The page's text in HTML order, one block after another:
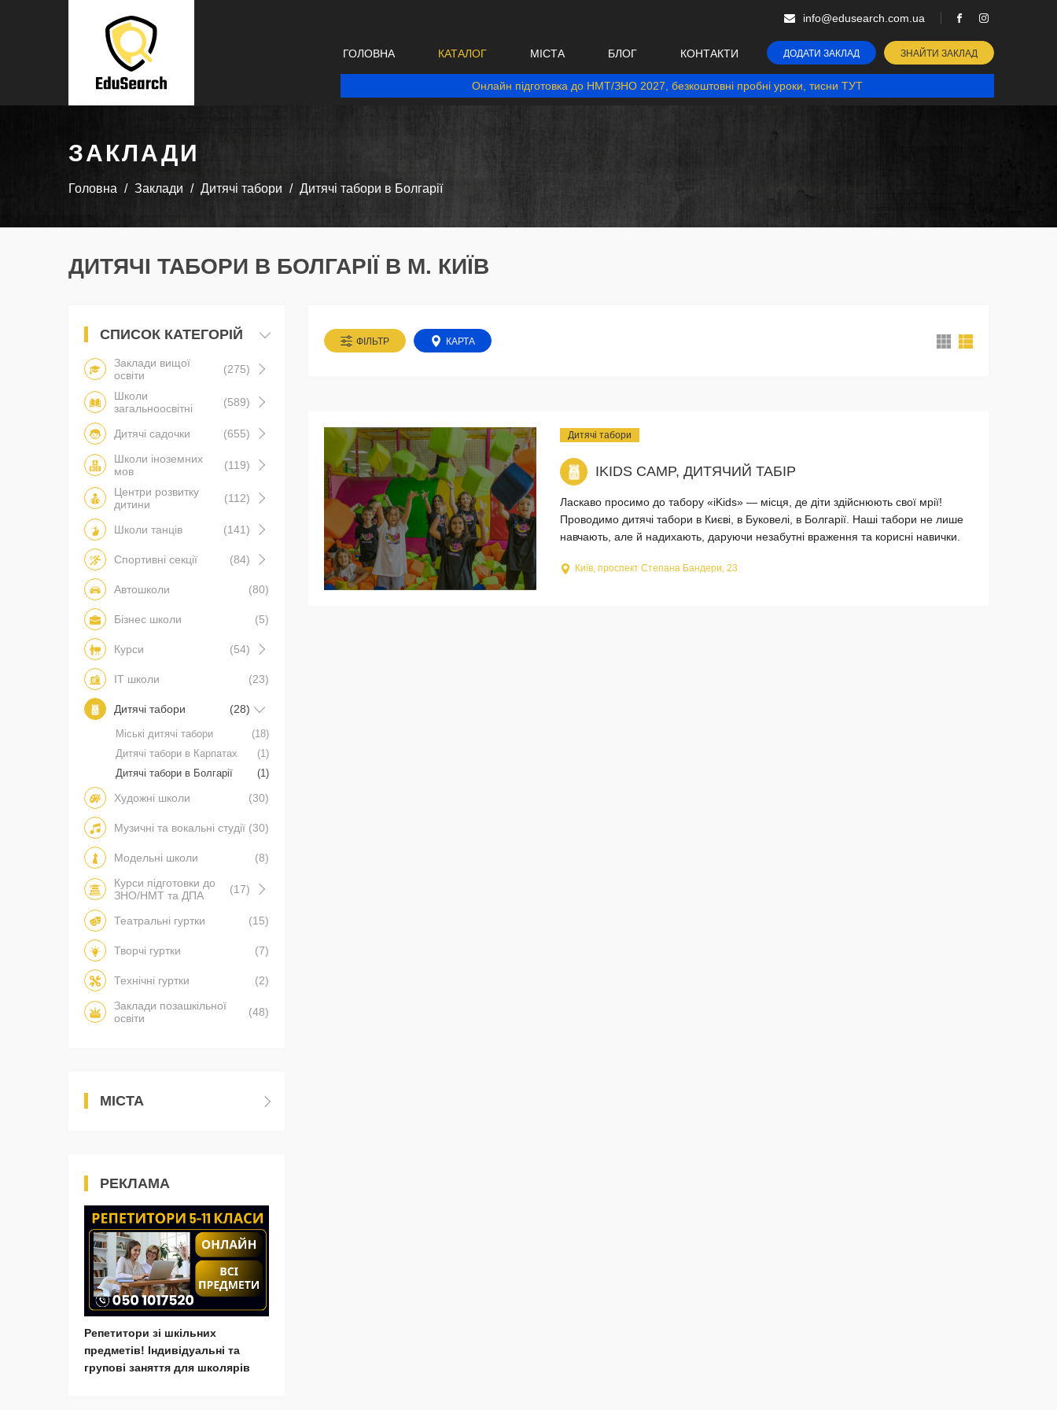
info@edusearch.com.ua
ГОЛОВНА КАТАЛОГ МІСТА БЛОГ КОНТАКТИ ДОДАТИ ЗАКЛАД ЗНАЙТИ ЗАКЛАД
Онлайн підготовка до НМТ/ЗНО 2027, безкоштовні пробні уроки, тисни ТУТ
ЗАКЛАДИ
Головна Заклади Дитячі табори Дитячі табори в Болгарії
ДИТЯЧІ ТАБОРИ В БОЛГАРІЇ В М. КИЇВ
ФІЛЬТР КАРТА
Дитячі табори
IKIDS CAMP, ДИТЯЧИЙ ТАБІР
Ласкаво просимо до табору «iKids» — місця, де діти здійснюють свої мрії!
Проводимо дитячі табори в Києві, в Буковелі, в Болгарії. Наші табори не лише
навчають, але й надихають, даруючи незабутні враження та корисні навички.
Київ, проспект Степана Бандери, 23
СПИСОК КАТЕГОРІЙ
Заклади вищої
освіти
(275)
Школи
загальноосвітні
(589)
Дитячі садочки
(655)
Школи іноземних
мов
(119)
Центри розвитку
дитини
(112)
Школи танців (141)
Спортивні секції (84)
Автошколи (80)
Бізнес школи (5)
Курси (54)
IT школи (23)
Дитячі табори (28)
Міські дитячі табори
(18)
Дитячі табори в Карпатах
(1)
Дитячі табори в Болгарії
(1)
Художні школи (30)
Музичні та вокальні студії (30)
Модельні школи
(8)
Курси підготовки до
ЗНО/НМТ та ДПА
(17)
Театральні гуртки (15)
Творчі гуртки (7)
Технічні гуртки
(2)
Заклади позашкільної
освіти
(48)
МІСТА
РЕКЛАМА
Репетитори зі шкільних
предметів! Індивідуальні та
групові заняття для школярів